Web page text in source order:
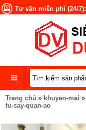
Tư vấn miễn phí (24/7):
DANH
MỤC
PHẨM
Trang chủ » khuyen-mai »
tu-say-quan-ao